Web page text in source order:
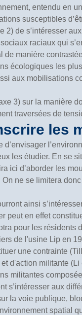
entendu en
susceptibles
2) de s’intéresser
raciaux qui
de manière
écologiques les
aux mobilisations
3) sur la manière
traversées de
les
d’envisager
les étudier. En se
ici d’aborder les
On ne se limitera
ainsi
peut en effet
pour les résidents
de l'usine Lip en
une contrainte
d'action militante
militantes
s’intéresser aux
la voie publique,
spatial